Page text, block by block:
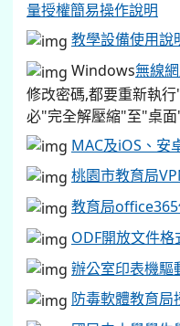
量授權簡易操作說明
教學設備使用說
Windows無線
修改密碼,都要重新執
必"完全解壓縮"至"桌
MAC及iOS、
桃園市教育局
教育局
ODF開放文件格
辦公室印表機驅
防毒軟體教育局